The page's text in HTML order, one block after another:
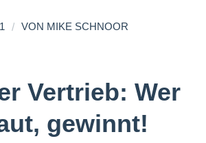
/ VON MIKE SCHNOOR
Vertrieb: Wer
gewinnt!